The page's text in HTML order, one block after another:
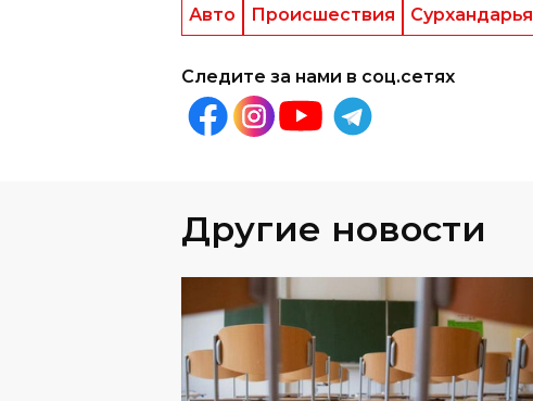
Авто Происшествия Сурхандарья
Следите за нами в соц.сетях
Другие новости